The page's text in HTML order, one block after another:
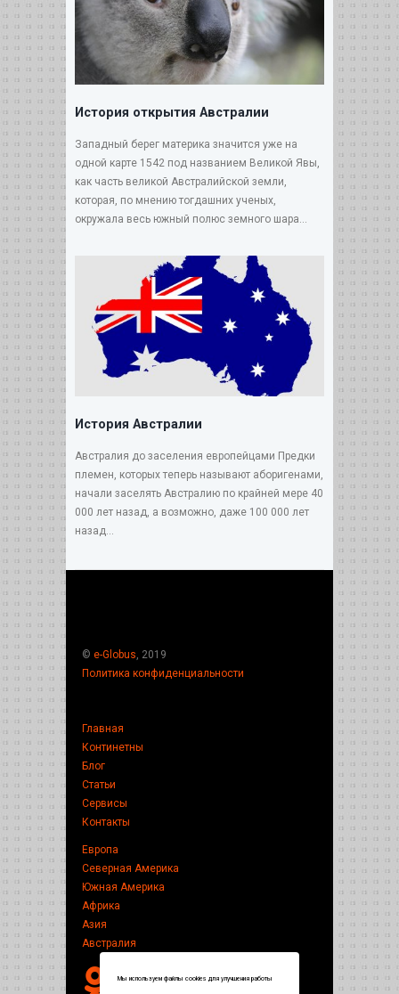
История открытия Австралии
Западный берег материка значится уже на
одной карте 1542 под названием Великой Явы,
как часть великой Австралийской земли,
которая, по мнению тогдашних ученых,
окружала весь южный полюс земного шара...
История Австралии
Австралия до заселения европейцами Предки
племен, которых теперь называют аборигенами,
начали заселять Австралию по крайней мере 40
000 лет назад, а возможно, даже 100 000 лет
назад...
© e-Globus , 2019
Политика конфиденциальности
Главная
Континетны
Блог
Статьи
Сервисы
Контакты
Европа
Северная Америка
Южная Америка
Африка
Азия
Австралия
Мы используем файлы cookies для улучшения работы